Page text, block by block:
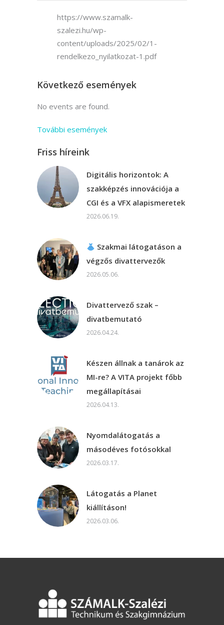
https://www.szamalk-
szalezi.hu/wp-
content/uploads/2025/02/1-
rendelkezo_nyilatkozat-1.pdf
Következő események
No events are found.
További események
Friss híreink
Digitális horizontok: A
szakképzés innovációja a
CGI és a VFX alapismeretek
2026.06.19.
Szakmai látogatáson a
végzős divattervezők
2026.05.06.
Divattervező szak –
divatbemutató
2026.04.24.
Készen állnak a tanárok az
MI-re? A VITA projekt főbb
megállapításai
2026.04.13.
Nyomdalátogatás a
másodéves fotósokkal
2026.03.17.
Látogatás a Planet
kiállításon!
2026.03.06.